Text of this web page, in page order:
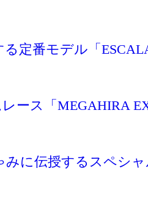
定番モデル「
ース「MEGAHIRA
に伝授するスペシ